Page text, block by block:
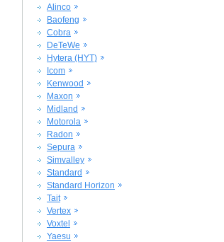
Alinco
Baofeng
Cobra
DeTeWe
Hytera (HYT)
Icom
Kenwood
Maxon
Midland
Motorola
Radon
Sepura
Simvalley
Standard
Standard Horizon
Tait
Vertex
Voxtel
Yaesu